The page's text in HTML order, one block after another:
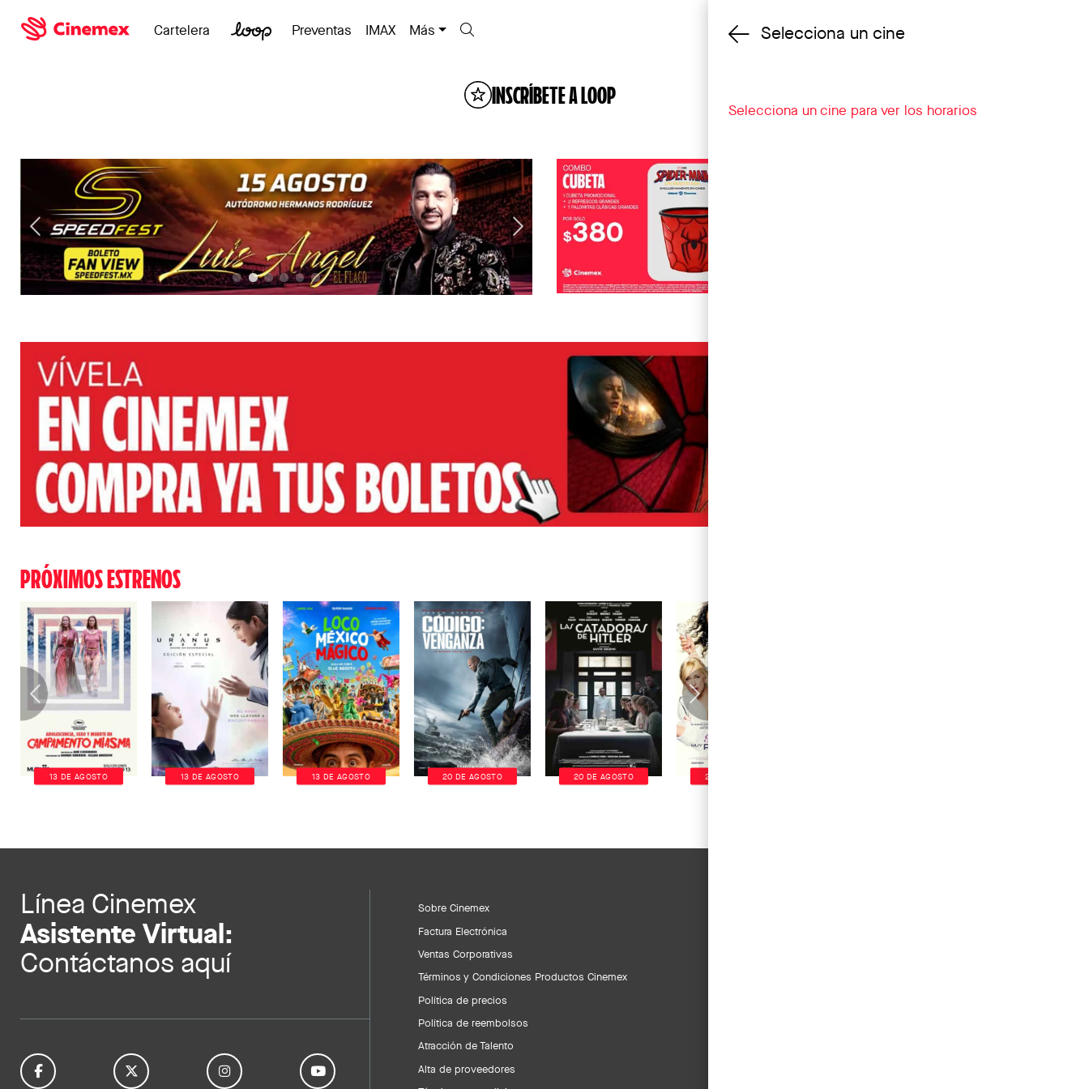
Cambiar cine
Cartelera Preventas IMAX Más
INSCRÍBETE A LOOP
PRÓXIMOS ESTRENOS
13 DE AGOSTO 13 DE AGOSTO 13 DE AGOSTO 20 DE AGOSTO 20 DE AGOSTO 20 DE AGOSTO
Línea Cinemex
Asistente Virtual:
Contáctanos aquí
Sobre Cinemex
Factura Electrónica
Ventas Corporativas
Términos y Condiciones Productos Cinemex
Política de precios
Política de reembolsos
Atracción de Talento
Alta de proveedores
Selecciona un cine
Selecciona un cine para ver los horarios